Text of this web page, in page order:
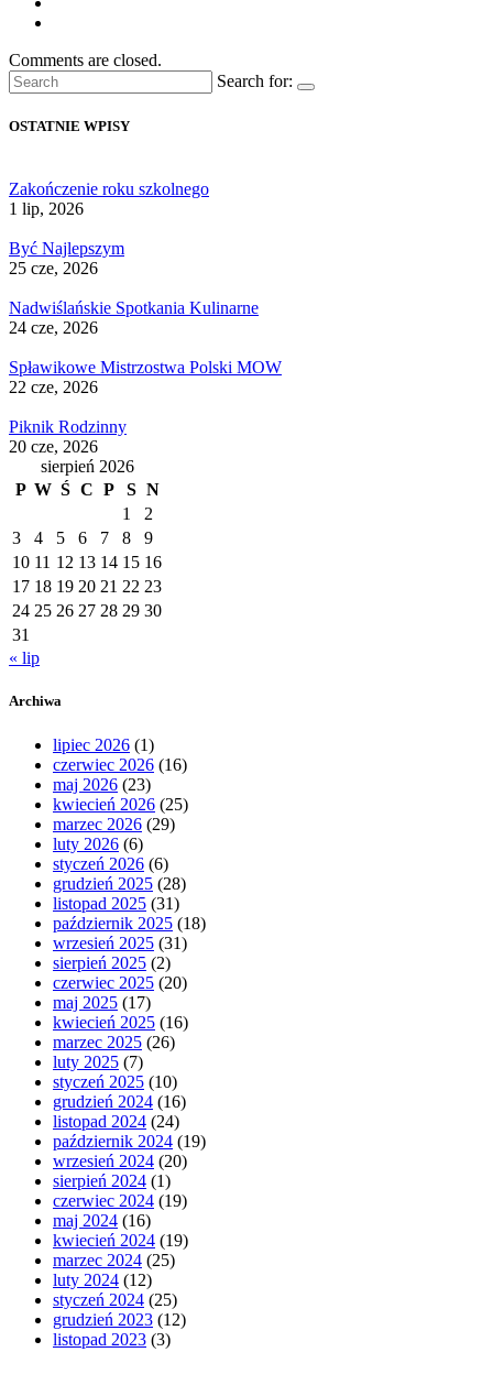
Comments are closed.
Search for:
OSTATNIE WPISY
Zakończenie roku szkolnego
1 lip, 2026
Być Najlepszym
25 cze, 2026
Nadwiślańskie Spotkania Kulinarne
24 cze, 2026
Spławikowe Mistrzostwa Polski MOW
22 cze, 2026
Piknik Rodzinny
20 cze, 2026
sierpień 2026
P W Ś C P S N
1
2
3
4 5 6 7 8
9
10 11 12 13 14 15 16
17 18 19 20 21 22 23
24 25 26 27 28 29 30
31
« lip
Archiwa
lipiec 2026 (1)
czerwiec 2026 (16)
maj 2026 (23)
kwiecień 2026 (25)
marzec 2026 (29)
luty 2026 (6)
styczeń 2026 (6)
grudzień 2025 (28)
listopad 2025 (31)
październik 2025 (18)
wrzesień 2025 (31)
sierpień 2025 (2)
czerwiec 2025 (20)
maj 2025 (17)
kwiecień 2025 (16)
marzec 2025 (26)
luty 2025 (7)
styczeń 2025 (10)
grudzień 2024 (16)
listopad 2024 (24)
październik 2024 (19)
wrzesień 2024 (20)
sierpień 2024 (1)
czerwiec 2024 (19)
maj 2024 (16)
kwiecień 2024 (19)
marzec 2024 (25)
luty 2024 (12)
styczeń 2024 (25)
grudzień 2023 (12)
listopad 2023 (3)